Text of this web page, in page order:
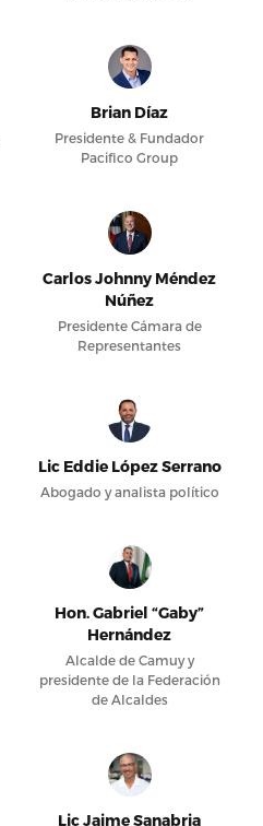
Brian Díaz
Presidente & Fundador
Pacifico Group
Carlos Johnny Méndez
Núñez
Presidente Cámara de
Representantes
Lic Eddie López Serrano
Abogado y analista político
Hon. Gabriel “Gaby”
Hernández
Alcalde de Camuy y
presidente de la Federación
de Alcaldes
Lic Jaime Sanabria